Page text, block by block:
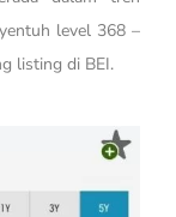
level 368 –
listing di BEI.